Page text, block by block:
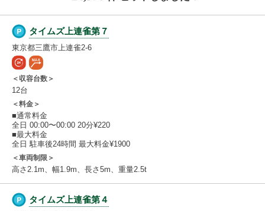
タイムズ上連雀第７
東京都三鷹市上連雀2-6
＜収容台数＞
12台
＜料金＞
■通常料金
全日 00:00〜00:00 20分¥220
■最大料金
全日 駐車後24時間 最大料金¥1900
＜車両制限＞
高さ2.1m、幅1.9m、長さ5m、重量2.5t
タイムズ上連雀第４